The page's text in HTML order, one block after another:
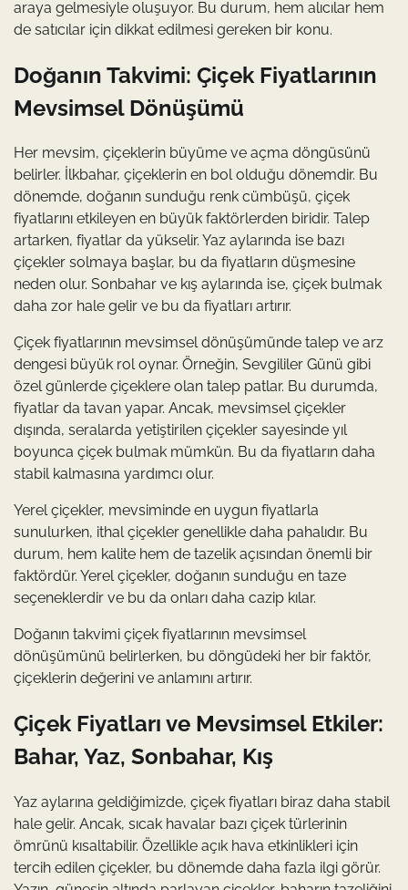
araya gelmesiyle oluşuyor. Bu durum, hem alıcılar hem
de satıcılar için dikkat edilmesi gereken bir konu.
Doğanın Takvimi: Çiçek Fiyatlarının
Mevsimsel Dönüşümü
Her mevsim, çiçeklerin büyüme ve açma döngüsünü
belirler. İlkbahar, çiçeklerin en bol olduğu dönemdir. Bu
dönemde, doğanın sunduğu renk cümbüşü, çiçek
fiyatlarını etkileyen en büyük faktörlerden biridir. Talep
artarken, fiyatlar da yükselir. Yaz aylarında ise bazı
çiçekler solmaya başlar, bu da fiyatların düşmesine
neden olur. Sonbahar ve kış aylarında ise, çiçek bulmak
daha zor hale gelir ve bu da fiyatları artırır.
Çiçek fiyatlarının mevsimsel dönüşümünde talep ve arz
dengesi büyük rol oynar. Örneğin, Sevgililer Günü gibi
özel günlerde çiçeklere olan talep patlar. Bu durumda,
fiyatlar da tavan yapar. Ancak, mevsimsel çiçekler
dışında, seralarda yetiştirilen çiçekler sayesinde yıl
boyunca çiçek bulmak mümkün. Bu da fiyatların daha
stabil kalmasına yardımcı olur.
Yerel çiçekler, mevsiminde en uygun fiyatlarla
sunulurken, ithal çiçekler genellikle daha pahalıdır. Bu
durum, hem kalite hem de tazelik açısından önemli bir
faktördür. Yerel çiçekler, doğanın sunduğu en taze
seçeneklerdir ve bu da onları daha cazip kılar.
Doğanın takvimi çiçek fiyatlarının mevsimsel
dönüşümünü belirlerken, bu döngüdeki her bir faktör,
çiçeklerin değerini ve anlamını artırır.
Çiçek Fiyatları ve Mevsimsel Etkiler:
Bahar, Yaz, Sonbahar, Kış
Yaz aylarına geldiğimizde, çiçek fiyatları biraz daha stabil
hale gelir. Ancak, sıcak havalar bazı çiçek türlerinin
ömrünü kısaltabilir. Özellikle açık hava etkinlikleri için
tercih edilen çiçekler, bu dönemde daha fazla ilgi görür.